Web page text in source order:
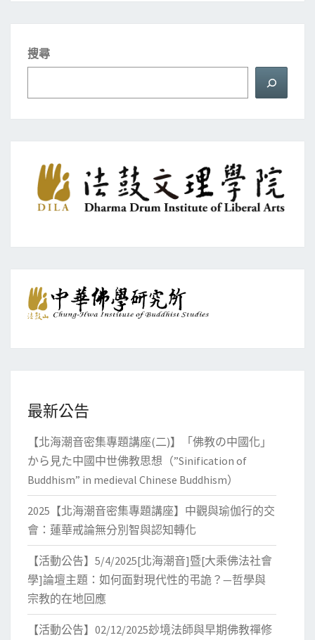
玄
奘
瑜
伽
研
究
新
域
讀
書
會
搜尋
最新公告
【北海潮音密集專題講座(二)】「佛教の中國化」
から見た中國中世佛教思想（”Sinification of
Buddhism” in medieval Chinese Buddhism）
2025【北海潮音密集專題講座】中觀與瑜伽行的交
會：蓮華戒論無分別智與認知轉化
【活動公告】5/4/2025[北海潮音]暨[大乘佛法社會
學]論壇主題：如何面對現代性的弔詭？—哲學與
宗教的在地回應
【活動公告】02/12/2025玅境法師與早期佛教禪修